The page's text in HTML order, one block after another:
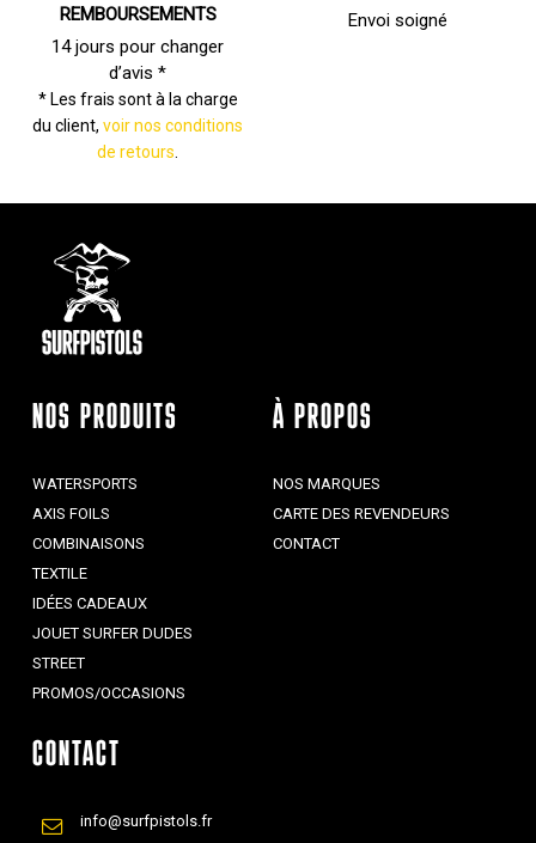
REMBOURSEMENTS
14 jours pour changer
d’avis *
* Les frais sont à la charge
du client,voir nos conditions
de retours
Envoi soigné
NOS PRODUITS
WATERSPORTS
AXIS FOILS
COMBINAISONS
TEXTILE
IDÉES CADEAUX
JOUET SURFER DUDES
STREET
PROMOS/OCCASIONS
À PROPOS
NOS MARQUES
CARTE DES REVENDEURS
CONTACT
CONTACT
info@surfpistols.fr